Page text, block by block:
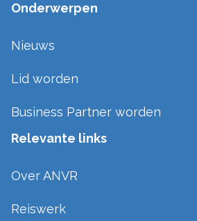
Onderwerpen
Nieuws
Lid worden
Business Partner worden
Relevante links
Over ANVR
Reiswerk